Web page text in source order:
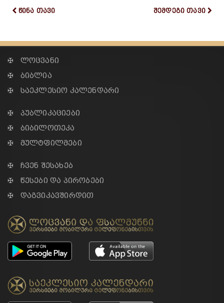
წინა თავი შემდეგი თავი
✠ ლოცვანი
✠ ბიბლია
✠ საეკლესიო კალენდარი
✠ პუბლიკაციები
✠ ბიბილოთეკა
✠ მულტფილმები
✠ ჩვენ შესახებ
✠ წესები და პირობები
✠ დაგვიკავშირდით